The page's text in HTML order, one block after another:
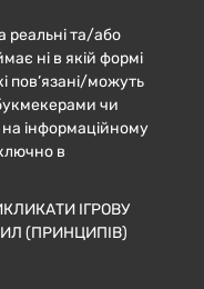
реальні та/або
ні в якій формі
пов’язані/можуть
чи
на інформаційному
в
ІГРОВУ
(ПРИНЦИПІВ)